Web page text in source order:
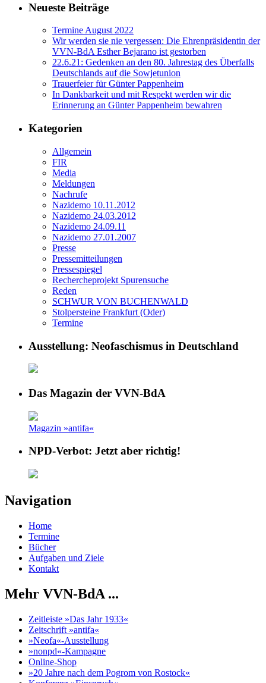
Neueste Beiträge
Termine August 2022
Wir werden sie nie vergessen: Die Ehrenpräsidentin der
VVN-BdA Esther Bejarano ist gestorben
22.6.21: Gedenken an den 80. Jahrestag des Überfalls
Deutschlands auf die Sowjetunion
Trauerfeier für Günter Pappenheim
In Dankbarkeit und mit Respekt werden wir die
Erinnerung an Günter Pappenheim bewahren
Kategorien
Allgemein
FIR
Media
Meldungen
Nachrufe
Nazidemo 10.11.2012
Nazidemo 24.03.2012
Nazidemo 24.09.11
Nazidemo 27.01.2007
Presse
Pressemitteilungen
Pressespiegel
Rechercheprojekt Spurensuche
Reden
SCHWUR VON BUCHENWALD
Stolpersteine Frankfurt (Oder)
Termine
Ausstellung: Neofaschismus in Deutschland
Das Magazin der VVN-BdA
Magazin »antifa«
NPD-Verbot: Jetzt aber richtig!
Navigation
Home
Termine
Bücher
Aufgaben und Ziele
Kontakt
Mehr VVN-BdA ...
Zeitleiste »Das Jahr 1933«
Zeitschrift »antifa«
»Neofa«-Ausstellung
»nonpd«-Kampagne
Online-Shop
»20 Jahre nach dem Pogrom von Rostock«